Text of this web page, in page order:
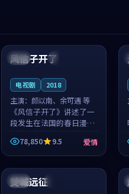
法国 4K
99:21
风信子开了
电视剧 2018
主演：颜以南、余可遇 等
《风信子开了》讲述了一
段发生在法国的春日漫步
故事。颜以南饰演的主角
与余可遇的角色因一场意
外卷入更深的纠葛，爱情
元素贯穿始终，节奏稳健
而富有张力，...
78,850 9.5 爱情
日本
99:49
焚城远征